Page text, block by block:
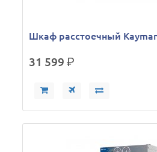
Шкаф расстоечный
31 599р.